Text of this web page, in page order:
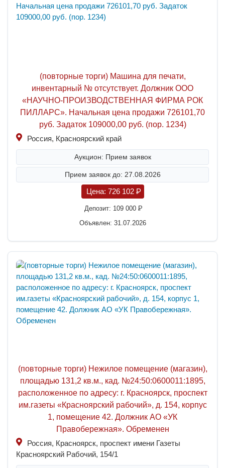
(повторные торги) Машина для печати,
инвентарный № отсутствует. Должник ООО
«НАУЧНО-ПРОИЗВОДСТВЕННАЯ ФИРМА РОК
ПИЛЛАРС». Начальная цена продажи 726101,70
руб. Задаток 109000,00 руб. (пор. 1234)
Россия, Красноярский край
Аукцион: Прием заявок
Прием заявок до: 27.08.2026
Цена: 726 102 P
Депозит: 109 000 P
Объявлен: 31.07.2026
(повторные торги) Нежилое помещение (магазин),
площадью 131,2 кв.м., кад. №24:50:0600011:1895,
расположенное по адресу: г. Красноярск, проспект
им.газеты «Красноярский рабочий», д. 154, корпус
1, помещение 42. Должник АО «УК
Правобережная». Обременен
Россия, Красноярск, проспект имени Газеты
Красноярский Рабочий, 154/1